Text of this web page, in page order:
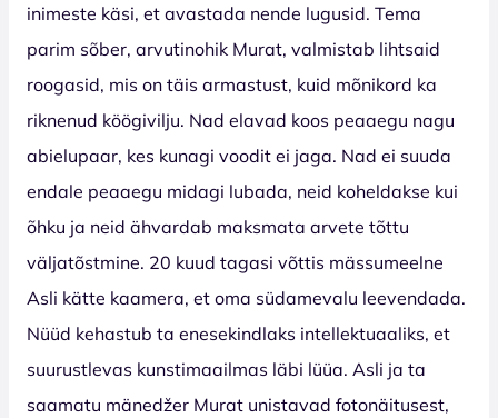
inimeste käsi, et avastada nende lugusid. Tema
parim sõber, arvutinohik Murat, valmistab lihtsaid
roogasid, mis on täis armastust, kuid mõnikord ka
riknenud köögivilju. Nad elavad koos peaaegu nagu
abielupaar, kes kunagi voodit ei jaga. Nad ei suuda
endale peaaegu midagi lubada, neid koheldakse kui
õhku ja neid ähvardab maksmata arvete tõttu
väljatõstmine. 20 kuud tagasi võttis mässumeelne
Asli kätte kaamera, et oma südamevalu leevendada.
Nüüd kehastub ta enesekindlaks intellektuaaliks, et
suurustlevas kunstimaailmas läbi lüüa. Asli ja ta
saamatu mänedžer Murat unistavad fotonäitusest,